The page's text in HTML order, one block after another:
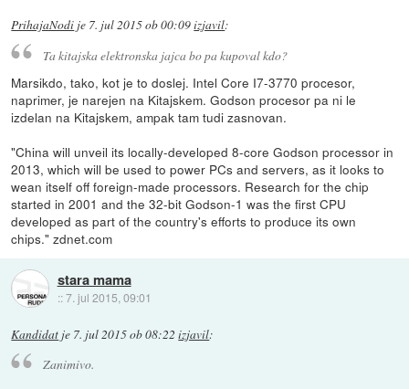
PrihajaNodi je 7. jul 2015 ob 00:09izjavil:
Ta kitajska elektronska jajca bo pa kupoval kdo?
Marsikdo, tako, kot je to doslej. Intel Core I7-3770 procesor,
naprimer, je narejen na Kitajskem. Godson procesor pa ni le
izdelan na Kitajskem, ampak tam tudi zasnovan.
"China will unveil its locally-developed 8-core Godson processor in
2013, which will be used to power PCs and servers, as it looks to
wean itself off foreign-made processors. Research for the chip
started in 2001 and the 32-bit Godson-1 was the first CPU
developed as part of the country's efforts to produce its own
chips." zdnet.com
stara mama
::7. jul 2015, 09:01
Kandidat je 7. jul 2015 ob 08:22 izjavil:
Zanimivo.